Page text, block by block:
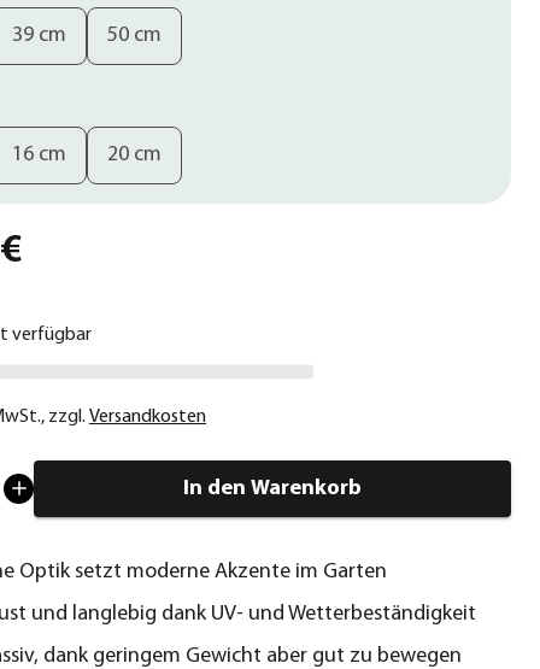
39 cm 50 cm
16 cm 20 cm
verfügbar
, zzgl. Versandkosten
In den Warenkorb
Optik setzt moderne Akzente im Garten
und langlebig dank UV- und Wetterbeständigkeit
dank geringem Gewicht aber gut zu bewegen